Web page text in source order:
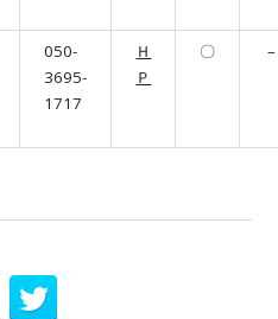
050-
3695-
1717
Ｈ
Ｐ
〇 –